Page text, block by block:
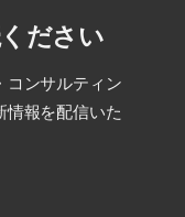
ださい
コンサルティン
情報を配信いた